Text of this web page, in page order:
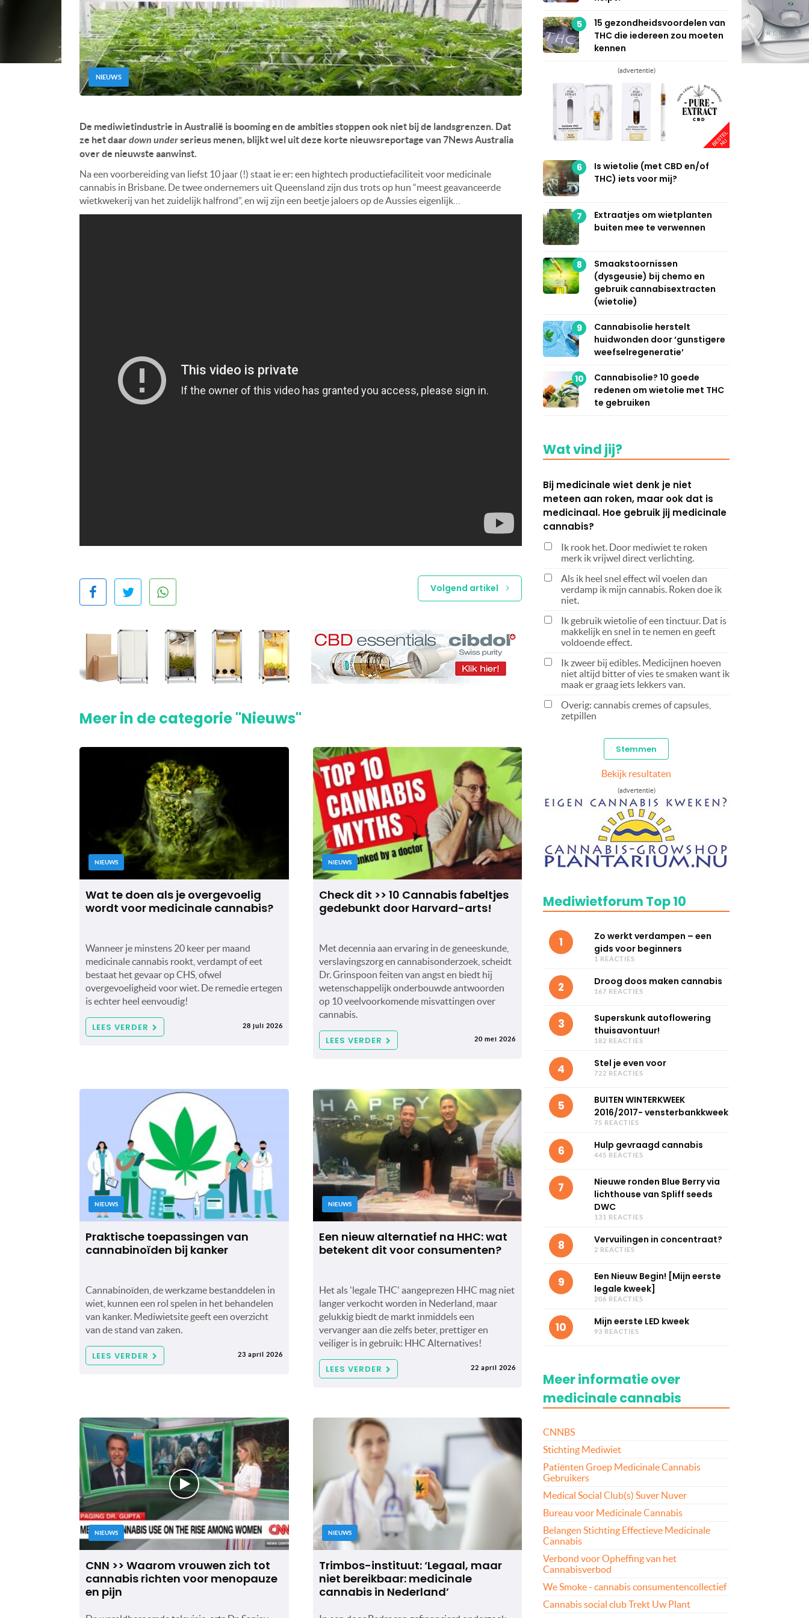
NIEUWS
De mediwietindustrie in Australië is booming en de ambities stoppen ook niet bij de landsgrenzen. Dat
ze het daardown underserieus menen, blijkt wel uit deze korte nieuwsreportage van 7News Australia
over de nieuwste aanwinst.
Na een voorbereiding van liefst 10 jaar (!) staat ie er: een hightech productiefaciliteit voor medicinale
cannabis in Brisbane. De twee ondernemers uit Queensland zijn dus trots op hun “meest geavanceerde
wietkwekerij van het zuidelijk halfrond”, en wij zijn een beetje jaloers op de Aussies eigenlijk…
Volgend artikel
Meer in de categorie "Nieuws"
NIEUWS
Wat te doen als je overgevoelig
wordt voor medicinale cannabis?
Wanneer je minstens 20 keer per maand
medicinale cannabis rookt, verdampt of eet
bestaat het gevaar op CHS, ofwel
overgevoeligheid voor wiet. De remedie ertegen
is echter heel eenvoudig!
LEES VERDER 28 juli 2026
NIEUWS
Check dit >> 10 Cannabis fabeltjes
gedebunkt door Harvard-arts!
Met decennia aan ervaring in de geneeskunde,
verslavingszorg en cannabisonderzoek, scheidt
Dr. Grinspoon feiten van angst en biedt hij
wetenschappelijk onderbouwde antwoorden
op 10 veelvoorkomende misvattingen over
cannabis.
LEES VERDER 20 mei 2026
NIEUWS
Praktische toepassingen van
cannabinoïden bij kanker
Cannabinoïden, de werkzame bestanddelen in
wiet, kunnen een rol spelen in het behandelen
van kanker. Mediwietsite geeft een overzicht
van de stand van zaken.
LEES VERDER 23 april 2026
NIEUWS
Een nieuw alternatief na HHC: wat
betekent dit voor consumenten?
Het als 'legale THC' aangeprezen HHC mag niet
langer verkocht worden in Nederland, maar
gelukkig biedt de markt inmiddels een
vervanger aan die zelfs beter, prettiger en
veiliger is in gebruik: HHC Alternatives!
LEES VERDER 22 april 2026
NIEUWS
CNN >> Waarom vrouwen zich tot
cannabis richten voor menopauze
en pijn
NIEUWS
Trimbos-instituut: ‘Legaal, maar
niet bereikbaar: medicinale
cannabis in Nederland’
5
15 gezondheidsvoordelen van
THC die iedereen zou moeten
kennen
(advertentie)
6
Is wietolie (met CBD en/of
THC) iets voor mij?
7
Extraatjes om wietplanten
buiten mee te verwennen
8
Smaakstoornissen
(dysgeusie) bij chemo en
gebruik cannabisextracten
(wietolie)
9
Cannabisolie herstelt
huidwonden door ‘gunstigere
weefselregeneratie’
10
Cannabisolie? 10 goede
redenen om wietolie met THC
te gebruiken
Wat vind jij?
Bij medicinale wiet denk je niet
meteen aan roken, maar ook dat is
medicinaal. Hoe gebruik jij medicinale
cannabis?
Ik rook het. Door mediwiet te roken
merk ik vrijwel direct verlichting.
Als ik heel snel effect wil voelen dan
verdamp ik mijn cannabis. Roken doe ik
niet.
Ik gebruik wietolie of een tinctuur. Dat is
makkelijk en snel in te nemen en geeft
voldoende effect.
Ik zweer bij edibles. Medicijnen hoeven
niet altijd bitter of vies te smaken want ik
maak er graag iets lekkers van.
Overig: cannabis cremes of capsules,
zetpillen
Bekijk resultaten
(advertentie)
Mediwietforum Top 10
1
Zo werkt verdampen – een
gids voor beginners
1 REACTIES
2 Droog doos maken cannabis
167 REACTIES
3
Superskunk autoflowering
thuisavontuur!
182 REACTIES
4 Stel je even voor
722 REACTIES
5
BUITEN WINTERKWEEK
2016/2017- vensterbankkweek
75 REACTIES
6 Hulp gevraagd cannabis
445 REACTIES
7
Nieuwe ronden Blue Berry via
lichthouse van Spliff seeds
DWC
131 REACTIES
8 Vervuilingen in concentraat?
2 REACTIES
9
Een Nieuw Begin! [Mijn eerste
legale kweek]
206 REACTIES
10 Mijn eerste LED kweek
93 REACTIES
Meer informatie over
medicinale cannabis
CNNBS
Stichting Mediwiet
Patiënten Groep Medicinale Cannabis
Gebruikers
Medical Social Club(s) Suver Nuver
Bureau voor Medicinale Cannabis
Belangen Stichting Effectieve Medicinale
Cannabis
Verbond voor Opheffing van het
Cannabisverbod
We Smoke - cannabis consumentencollectief
Cannabis social club Trekt Uw Plant